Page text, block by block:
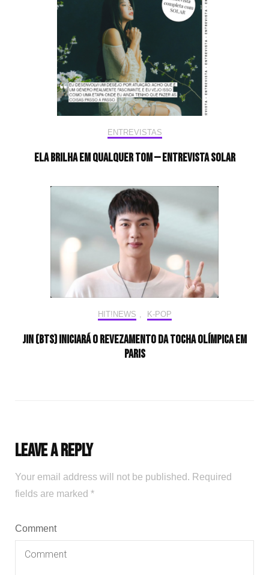
ENTREVISTAS
Ela brilha em qualquer tom — Entrevista Solar
HIT!NEWS , K-POP
Jin (BTS) iniciará o revezamento da tocha olímpica em
Paris
Leave a Reply
Your email address will not be published. Required
fields are marked *
Comment